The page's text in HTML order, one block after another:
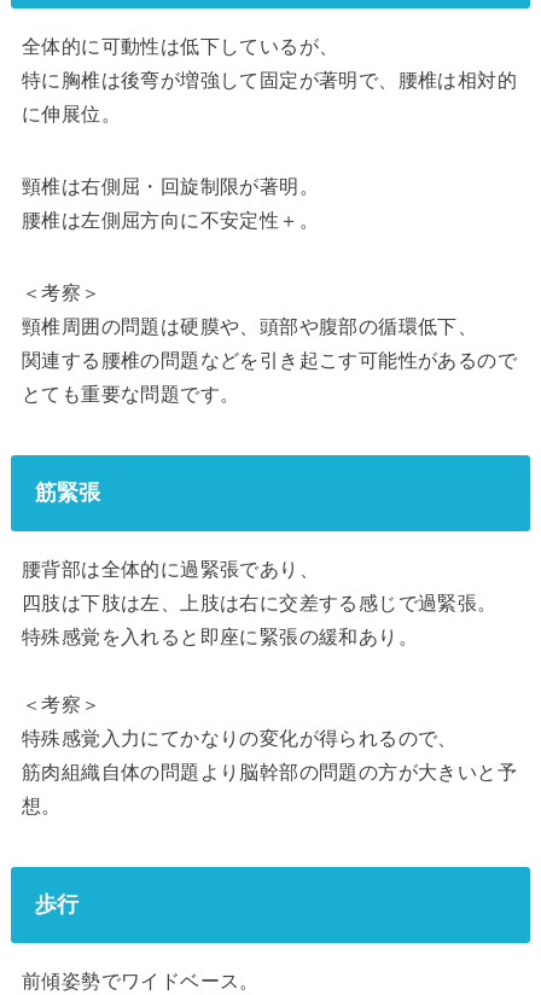
全体的に可動性は低下しているが、
特に胸椎は後弯が増強して固定が著明で、腰椎は相対的
に伸展位。
頸椎は右側屈・回旋制限が著明。
腰椎は左側屈方向に不安定性＋。
＜考察＞
頸椎周囲の問題は硬膜や、頭部や腹部の循環低下、
関連する腰椎の問題などを引き起こす可能性があるので
とても重要な問題です。
筋緊張
腰背部は全体的に過緊張であり、
四肢は下肢は左、上肢は右に交差する感じで過緊張。
特殊感覚を入れると即座に緊張の緩和あり。
＜考察＞
特殊感覚入力にてかなりの変化が得られるので、
筋肉組織自体の問題より脳幹部の問題の方が大きいと予
想。
歩行
前傾姿勢でワイドベース。